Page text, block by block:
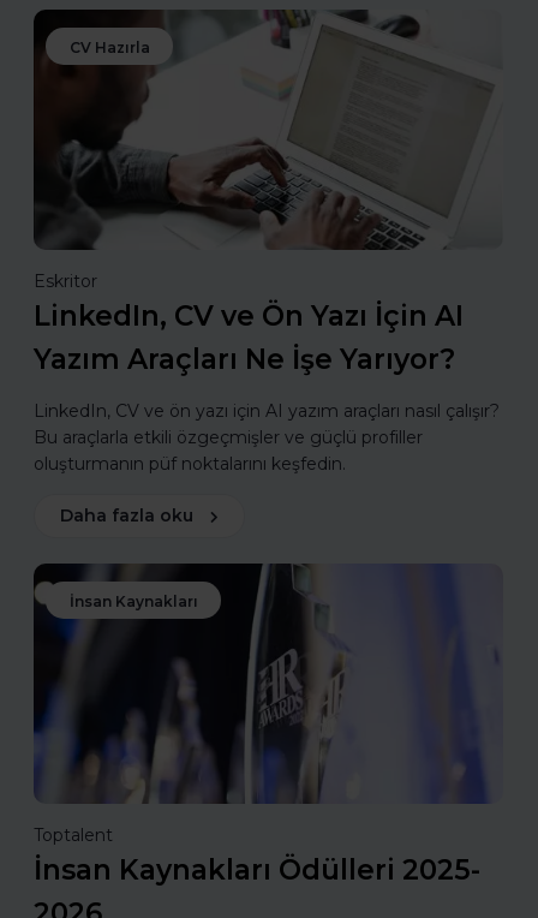
CV Hazırla
Eskritor
LinkedIn, CV ve Ön Yazı İçin AI
Yazım Araçları Ne İşe Yarıyor?
LinkedIn, CV ve ön yazı için AI yazım araçları nasıl çalışır?
Bu araçlarla etkili özgeçmişler ve güçlü profiller
oluşturmanın püf noktalarını keşfedin.
Daha fazla oku
İnsan Kaynakları
Toptalent
İnsan Kaynakları Ödülleri 2025-